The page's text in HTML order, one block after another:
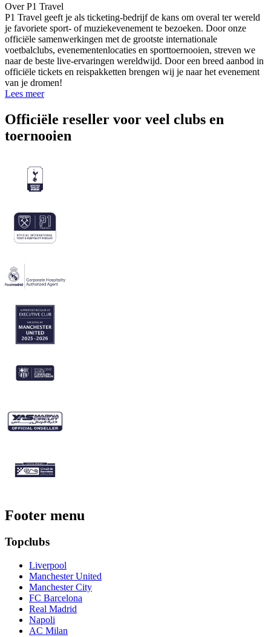
Over P1 Travel
P1 Travel geeft je als ticketing-bedrijf de kans om overal ter wereld
je favoriete sport- of muziekevenement te bezoeken. Door onze
officiële samenwerkingen met de grootste internationale
voetbalclubs, evenementenlocaties en sporttoernooien, streven we
naar de beste live-ervaringen wereldwijd. Door een breed aanbod in
officiële tickets en reispakketten brengen wij je naar het evenement
van je dromen!
Lees meer
Officiële reseller voor veel clubs en
toernooien
Footer menu
Topclubs
Liverpool
Manchester United
Manchester City
FC Barcelona
Real Madrid
Napoli
AC Milan